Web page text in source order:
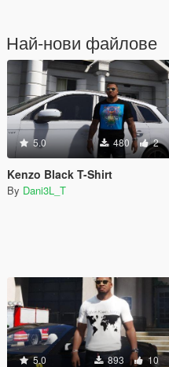
Най-нови файлове
5.0 480 2
Kenzo Black T-Shirt
By Dani3L_T
5.0 893 10